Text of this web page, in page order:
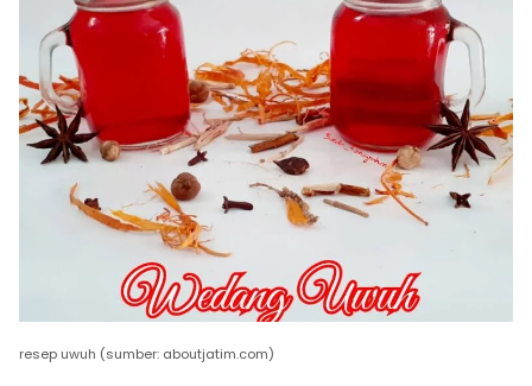
resep uwuh (sumber: aboutjatim.com)